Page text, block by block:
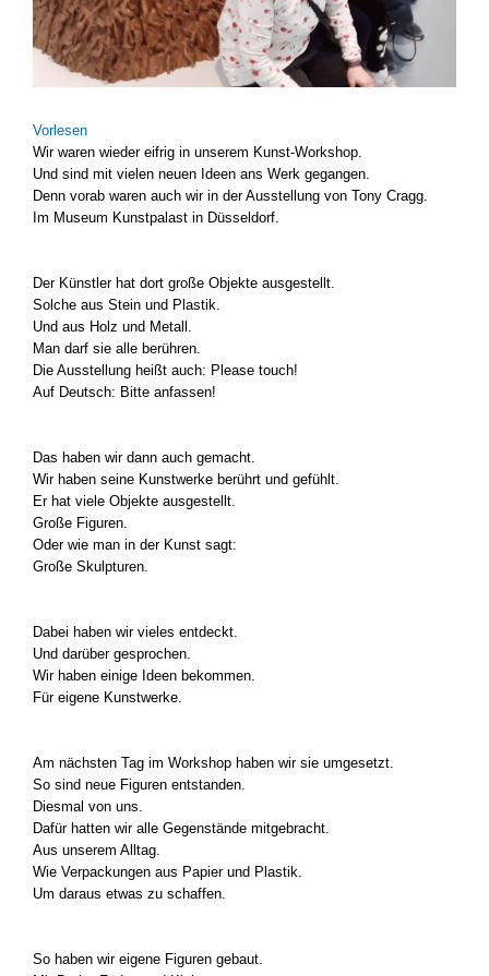
Vor­le­sen
Wir waren wie­der eif­rig in unse­rem Kunst-Workshop.
Und sind mit vie­len neu­en Ideen ans Werk gegan­gen.
Denn vor­ab waren auch wir in der Aus­stel­lung von Tony Cragg.
Im Muse­um Kunst­pa­last in Düs­sel­dorf.
Der Künst­ler hat dort gro­ße Objek­te aus­ge­stellt.
Sol­che aus Stein und Plas­tik.
Und aus Holz und Metall.
Man darf sie alle berüh­ren.
Die Aus­stel­lung heißt auch: Plea­se touch!
Auf Deutsch: Bit­te anfas­sen!
Das haben wir dann auch gemacht.
Wir haben sei­ne Kunst­wer­ke berührt und gefühlt.
Er hat vie­le Objek­te aus­ge­stellt.
Gro­ße Figu­ren.
Oder wie man in der Kunst sagt:
Gro­ße Skulp­tu­ren.
Dabei haben wir vie­les ent­deckt.
Und dar­über gespro­chen.
Wir haben eini­ge Ideen bekom­men.
Für eige­ne Kunst­wer­ke.
Am nächs­ten Tag im Work­shop haben wir sie umge­setzt.
So sind neue Figu­ren ent­stan­den.
Dies­mal von uns.
Dafür hat­ten wir alle Gegen­stän­de mit­ge­bracht.
Aus unse­rem All­tag.
Wie Ver­pa­ckun­gen aus Papier und Plas­tik.
Um dar­aus etwas zu schaf­fen.
So haben wir eige­ne Figu­ren gebaut.